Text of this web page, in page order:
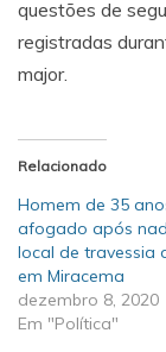
questões de
registradas
major.
Relacionado
Homem de 35
afogado após
local de travessia
em Miracema
dezembro 8, 2020
Em "Política"